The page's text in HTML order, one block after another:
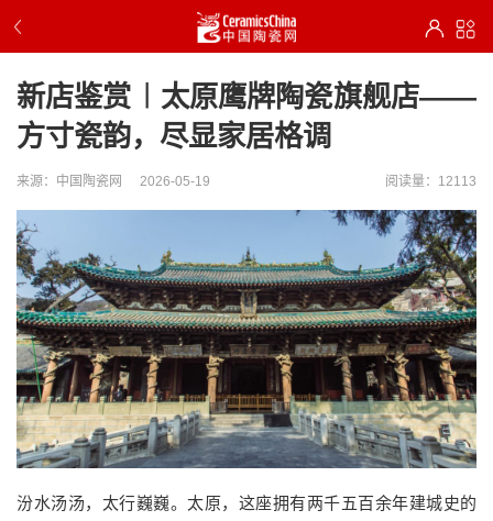
新店鉴赏︱太原鹰牌陶瓷旗舰店——
方寸瓷韵，尽显家居格调
来源：中国陶瓷网 2026-05-19 阅读量：12113
汾水汤汤，太行巍巍。太原，这座拥有两千五百余年建城史的